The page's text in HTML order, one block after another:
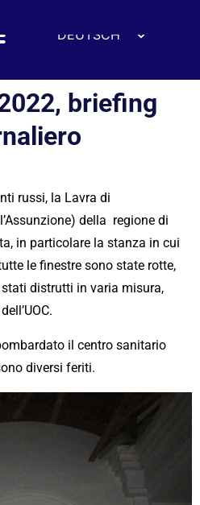
DEUTSCH
FRANÇAIS
УКРАЇНСЬКА
हिन्दी
العربية
ITALIANO
briefing
russi, la Lavra di
della regione di
in particolare la stanza in cui
le finestre sono state rotte,
distrutti in varia misura,
il centro sanitario
diversi feriti.